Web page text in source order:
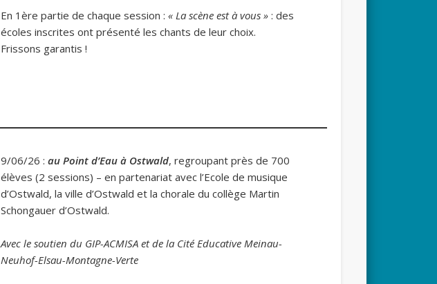
En 1ère partie de chaque session :« La scène est à vous » : des
écoles inscrites ont présenté les chants de leur choix.
Frissons garantis !
9/06/26 :au Point d’Eau à Ostwald, regroupant près de 700
élèves (2 sessions) – en partenariat avec l’Ecole de musique
d’Ostwald, la ville d’Ostwald et la chorale du collège Martin
Schongauer d’Ostwald.
Avec le soutien du GIP-ACMISA et de la Cité Educative Meinau-
Neuhof-Elsau-Montagne-Verte